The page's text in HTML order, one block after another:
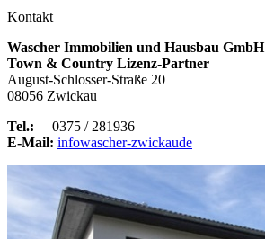
Kontakt
Wascher Immobilien und Hausbau GmbH
Town & Country Lizenz-Partner
August-Schlosser-Straße 20
08056 Zwickau
Tel.: 0375 / 281936
E-Mail: infowascher-zwickaude